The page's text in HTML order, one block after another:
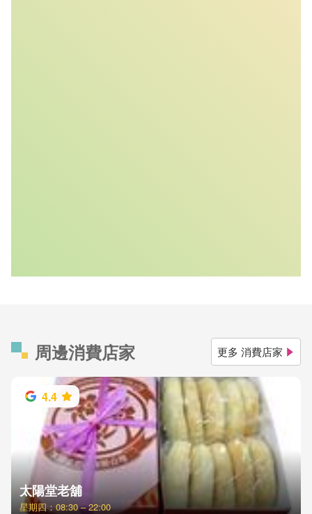
周邊消費店家 更多 消費店家
4.4
太陽堂老舖
星期四：08:30 – 22:00